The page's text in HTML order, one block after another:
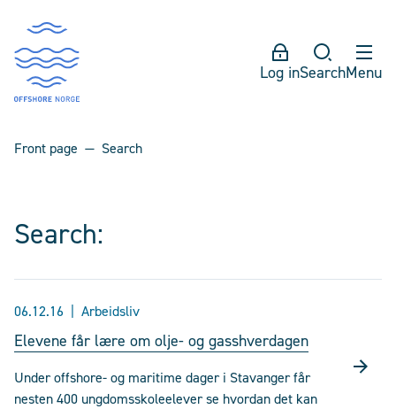
Log inSearchMenu
Front page Search
Search:
06.12.16 Arbeidsliv
Elevene får lære om olje- og gasshverdagen
Under offshore- og maritime dager i Stavanger får
nesten 400 ungdomsskoleelever se hvordan det kan